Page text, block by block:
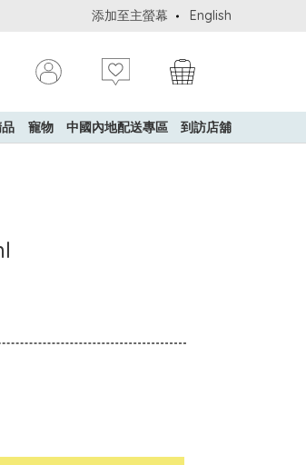
禮遇：高達5%簽賬回贈！ 購買一般貨品(冷凍
添加至主螢幕 English
寵物 中國內地配送專區 到訪店舖